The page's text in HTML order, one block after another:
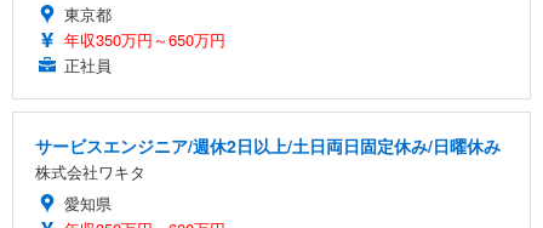
東京都
年収350万円～650万円
正社員
サービスエンジニア/週休2日以上/土日両日固定休み/日曜休み
株式会社ワキタ
愛知県